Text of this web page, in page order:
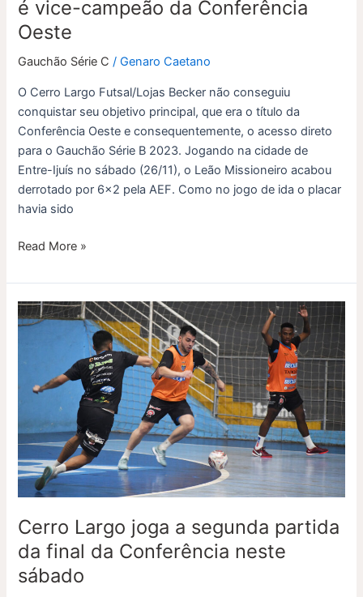
é vice-campeão da Conferência
Oeste
Gauchão Série C /Genaro Caetano
O Cerro Largo Futsal/Lojas Becker não conseguiu
conquistar seu objetivo principal, que era o título da
Conferência Oeste e consequentemente, o acesso direto
para o Gauchão Série B 2023. Jogando na cidade de
Entre-Ijuís no sábado (26/11), o Leão Missioneiro acabou
derrotado por 6×2 pela AEF. Como no jogo de ida o placar
havia sido
Oeste
Read More »
Cerro Largo joga a segunda partida
da final da Conferência neste
sábado
Cerro
Largo
segunda
da
final
da
Conferência
sábado